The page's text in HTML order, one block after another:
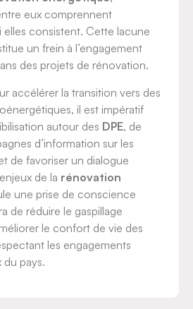
eux comprennent
elles consistent. Cette lacune
un frein à l’engagement
des projets de rénovation.
accélérer la transition vers des
il est impératif
autour des DPE, de
d’information sur les
de favoriser un dialogue
de la rénovation
une prise de conscience
de réduire le gaspillage
le confort de vie des
les engagements
pays.